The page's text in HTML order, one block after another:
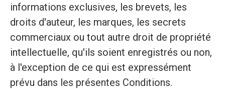
informations exclusives, les brevets, les
droits d'auteur, les marques, les secrets
commerciaux ou tout autre droit de propriété
intellectuelle, qu'ils soient enregistrés ou non,
à l'exception de ce qui est expressément
prévu dans les présentes Conditions.